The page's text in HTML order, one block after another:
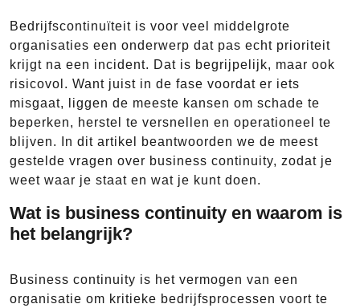
Bedrijfscontinuïteit is voor veel middelgrote
organisaties een onderwerp dat pas echt prioriteit
krijgt na een incident. Dat is begrijpelijk, maar ook
risicovol. Want juist in de fase voordat er iets
misgaat, liggen de meeste kansen om schade te
beperken, herstel te versnellen en operationeel te
blijven. In dit artikel beantwoorden we de meest
gestelde vragen over business continuity, zodat je
weet waar je staat en wat je kunt doen.
Wat is business continuity en waarom is
het belangrijk?
Business continuity is het vermogen van een
organisatie om kritieke bedrijfsprocessen voort te